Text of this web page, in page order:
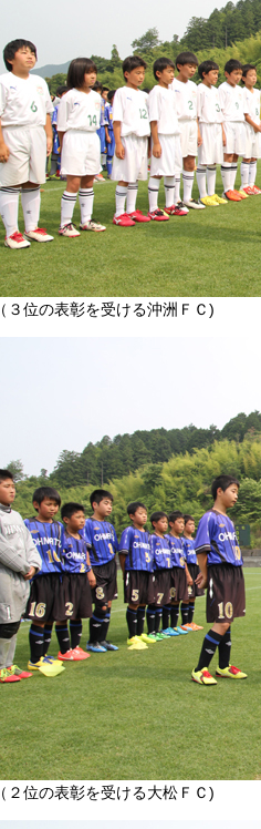
（３位の表彰を受ける沖洲ＦＣ)
（２位の表彰を受ける大松ＦＣ)